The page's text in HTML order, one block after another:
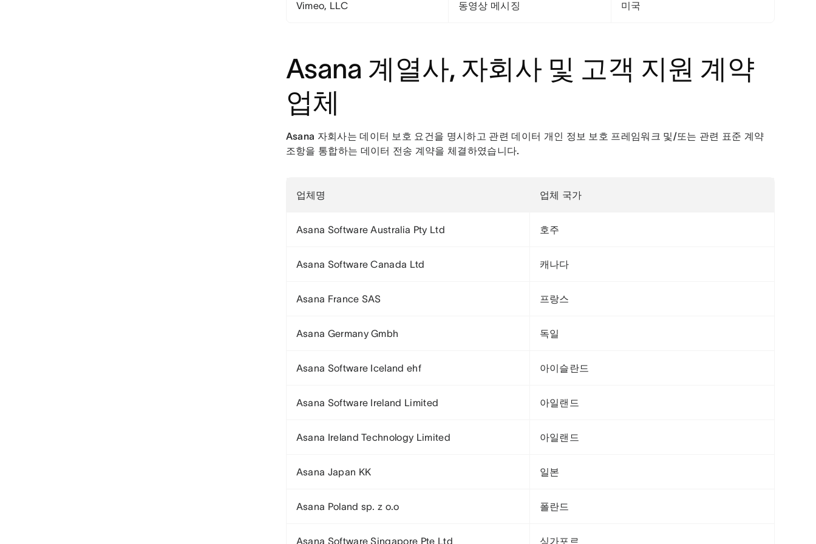
Vimeo, LLC 동영상 메시징 미국
Asana 계열사, 자회사 및 고객 지원 계약
업체
Asana 자회사는 데이터 보호 요건을 명시하고 관련 데이터 개인 정보 보호 프레임워크 및/또는 관련 표준 계약
조항을 통합하는 데이터 전송 계약을 체결하였습니다.
업체명 업체 국가
Asana Software Australia Pty Ltd 호주
Asana Software Canada Ltd 캐나다
Asana France SAS 프랑스
Asana Germany Gmbh 독일
Asana Software Iceland ehf 아이슬란드
Asana Software Ireland Limited 아일랜드
Asana Ireland Technology Limited 아일랜드
Asana Japan KK 일본
Asana Poland sp. z o.o 폴란드
Asana Software Singapore Pte Ltd 싱가포르